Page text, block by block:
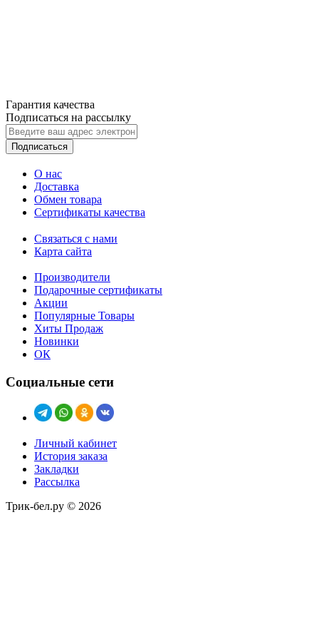
Гарантия качества
Подписаться на рассылку
Подписаться
О нас
Доставка
Обмен товара
Сертификаты качества
Связаться с нами
Карта сайта
Производители
Подарочные сертификаты
Акции
Популярные Товары
Хиты Продаж
Новинки
ОК
Социальные сети
Личный кабинет
История заказа
Закладки
Рассылка
Трик-бел.ру © 2026